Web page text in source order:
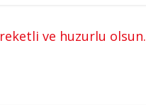
ve huzurlu olsun.